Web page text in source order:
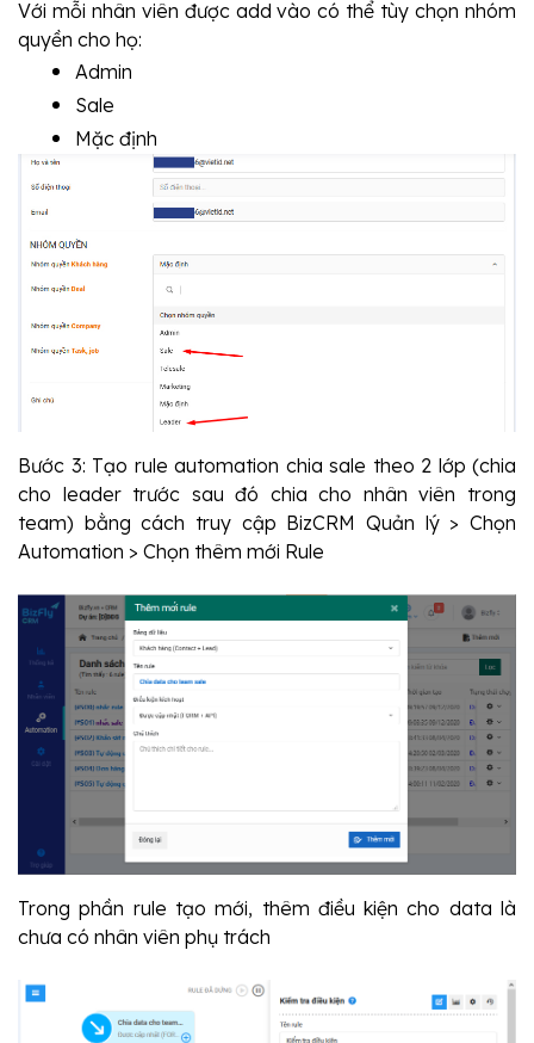
Với mỗi nhân viên được add vào có thể tùy chọn nhóm
quyền cho họ:
Admin
Sale
Mặc định
Bước 3: Tạo rule automation chia sale theo 2 lớp (chia
cho leader trước sau đó chia cho nhân viên trong
team) bằng cách truy cập BizCRM Quản lý > Chọn
Automation > Chọn thêm mới Rule
Trong phần rule tạo mới, thêm điều kiện cho data là
chưa có nhân viên phụ trách